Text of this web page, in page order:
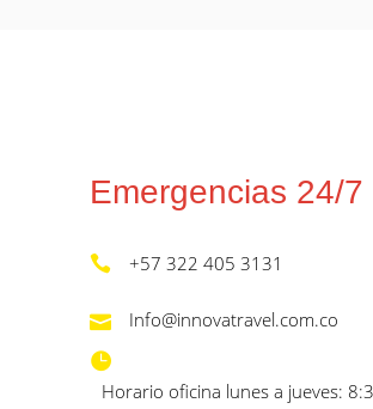
Emergencias 24/7
+57 322 405 3131
Info@innovatravel.com.co
Horario oficina lunes a jueves: